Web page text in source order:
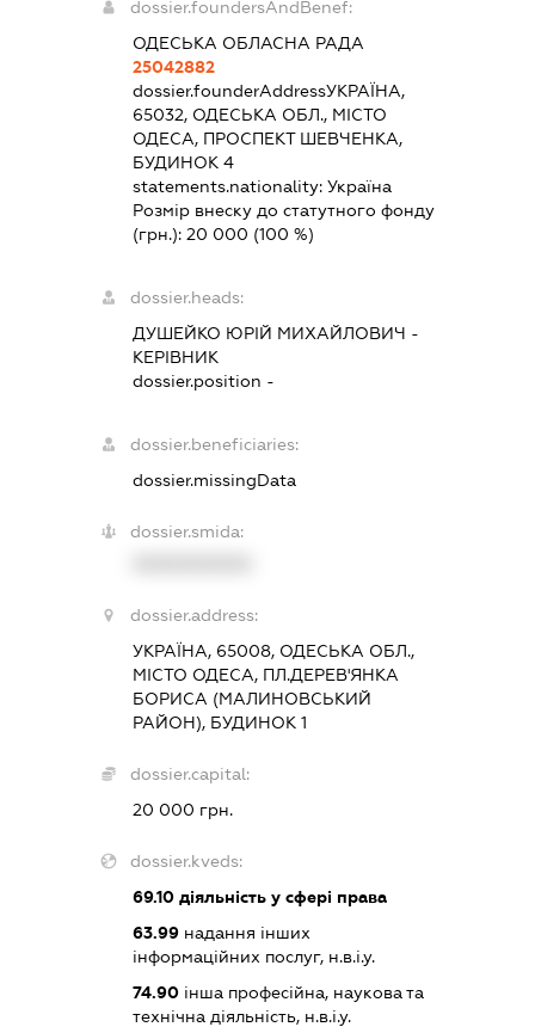
dossier.foundersAndBenef:
ОДЕСЬКА ОБЛАСНА РАДА
25042882
dossier.founderAddressУКРАЇНА,
65032, ОДЕСЬКА ОБЛ., МІСТО
ОДЕСА, ПРОСПЕКТ ШЕВЧЕНКА,
БУДИНОК 4
statements.nationality:Україна
Розмір внеску до статутного фонду
(грн.):20 000 (100 %)
dossier.heads:
ДУШЕЙКО ЮРІЙ МИХАЙЛОВИЧ -
КЕРІВНИК
dossier.position -
dossier.beneficiaries:
dossier.missingData
dossier.smida:
dossier.address:
УКРАЇНА, 65008, ОДЕСЬКА ОБЛ.,
МІСТО ОДЕСА, ПЛ.ДЕРЕВ'ЯНКА
БОРИСА (МАЛИНОВСЬКИЙ
РАЙОН), БУДИНОК 1
dossier.capital:
20 000 грн.
dossier.kveds:
69.10 діяльність у сфері права
63.99 надання інших
інформаційних послуг, н.в.і.у.
74.90 інша професійна, наукова та
технічна діяльність, н.в.і.у.